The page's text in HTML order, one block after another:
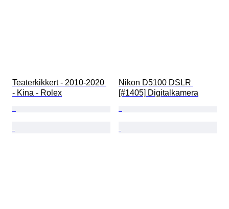
Teaterkikkert - 2010-2020
- Kina - Rolex
Nikon D5100 DSLR
[#1405] Digitalkamera